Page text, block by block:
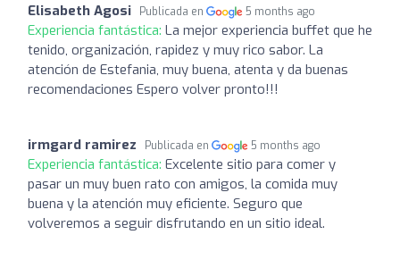
Elisabeth Agosi Publicada en 5 months ago
Experiencia fantástica: La mejor experiencia buffet que he
tenido, organización, rapidez y muy rico sabor. La
atención de Estefania, muy buena, atenta y da buenas
recomendaciones Espero volver pronto!!!
irmgard ramirez Publicada en 5 months ago
Experiencia fantástica: Excelente sitio para comer y
pasar un muy buen rato con amigos, la comida muy
buena y la atención muy eficiente. Seguro que
volveremos a seguir disfrutando en un sitio ideal.